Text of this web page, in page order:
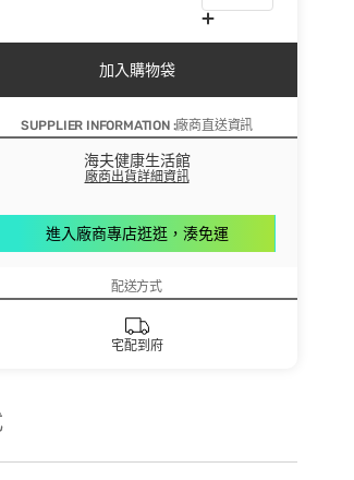
加入購物袋
SUPPLIER INFORMATION :廠商直送資訊
海夫健康生活館
廠商出貨詳細資訊
進入廠商專店逛逛，湊免運
配送方式
宅配到府